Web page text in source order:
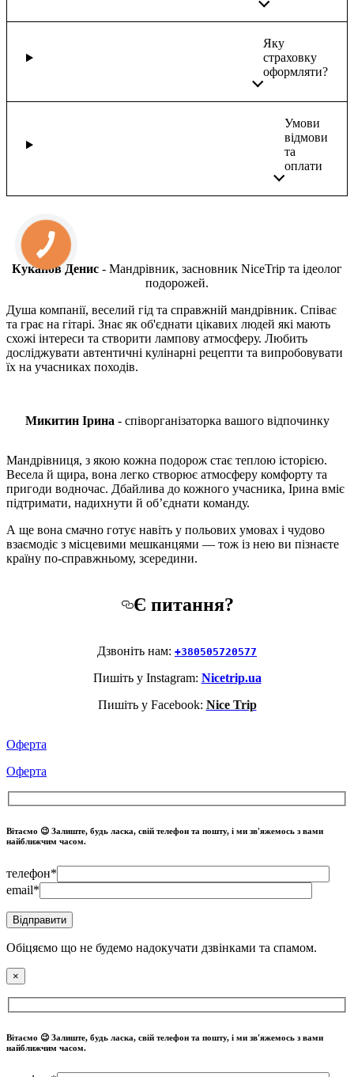
Яку
страховку
оформляти?
Умови
відмови
та
оплати
Куканов Денис - Мандрівник, засновник NiceTrip та ідеолог
подорожей.
Душа компанії, веселий гід та справжній мандрівник. Співає
та грає на гітарі. Знає як об'єднати цікавих людей які мають
схожі інтереси та створити лампову атмосферу. Любить
досліджувати автентичні кулінарні рецепти та випробовувати
їх на учасниках походів.
Микитин Ірина - співорганізаторка вашого відпочинку
Мандрівниця, з якою кожна подорож стає теплою історією.
Весела й щира, вона легко створює атмосферу комфорту та
пригоди водночас. Дбайлива до кожного учасника, Ірина вміє
підтримати, надихнути й об’єднати команду.
А ще вона смачно готує навіть у польових умовах і чудово
взаємодіє з місцевими мешканцями — тож із нею ви пізнаєте
країну по-справжньому, зсередини.
Є питання?
Дзвоніть нам: +380505720577
Пишіть у Instagram: Nicetrip.ua
Пишіть у Facebook: Nice Trip
Оферта
Оферта
Вітаємо 😉 Залиште, будь ласка, свій телефон та пошту, і ми зв'яжемось з вами
найближчим часом.
телефон*
email*
Обіцяємо що не будемо надокучати дзвінками та спамом.
×
Вітаємо 😉 Залиште, будь ласка, свій телефон та пошту, і ми зв'яжемось з вами
найближчим часом.